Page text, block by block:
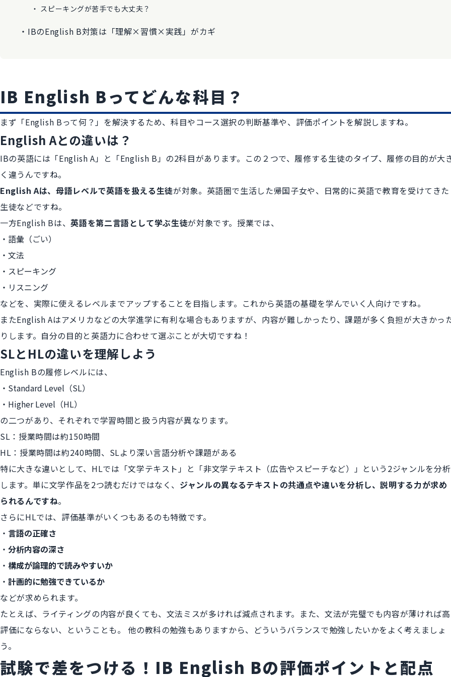
スピーキングが苦手でも大丈夫？
IBのEnglish B対策は「理解×習慣×実践」がカギ
IB English Bってどんな科目？
まず「English Bって何？」を解決するため、科目やコース選択の判断基準や、評価ポイントを解説しますね。
English Aとの違いは？
IBの英語には「English A」と「English B」の2科目があります。この２つで、履修する生徒のタイプ、履修の目的が大
く違うんですね。
English Aは、母語レベルで英語を扱える生徒が対象。英語圏で生活した帰国子女や、日常的に英語で教育を受けてきた
生徒などですね。
一方English Bは、英語を第二言語として学ぶ生徒が対象です。授業では、
語彙（ごい）
文法
スピーキング
リスニング
などを、実際に使えるレベルまでアップすることを目指します。これから英語の基礎を学んでいく人向けですね。
またEnglish Aはアメリカなどの大学進学に有利な場合もありますが、内容が難しかったり、課題が多く負担が大きかっ
りします。自分の目的と英語力に合わせて選ぶことが大切ですね！
SLとHLの違いを理解しよう
English Bの履修レベルには、
Standard Level（SL）
Higher Level（HL）
の二つがあり、それぞれで学習時間と扱う内容が異なります。
SL：授業時間は約150時間
HL：授業時間は約240時間、SLより深い言語分析や課題がある
特に大きな違いとして、HLでは「文学テキスト」と「非文学テキスト（広告やスピーチなど）」という2ジャンルを分析
します。単に文学作品を2つ読むだけではなく、 ジャンルの異なるテキストの共通点や違いを分析し、説明する力が求め
られるんですね。
さらにHLでは、評価基準がいくつもあるのも特徴です。
言語の正確さ
分析内容の深さ
構成が論理的で読みやすいか
計画的に勉強できているか
などが求められます。
たとえば、ライティングの内容が良くても、文法ミスが多ければ減点されます。また、文法が完璧でも内容が薄ければ高
評価にならない、ということも。 他の教科の勉強もありますから、どういうバランスで勉強したいかをよく考えましょ
う。
試験で差をつける！IB English Bの評価ポイントと配点